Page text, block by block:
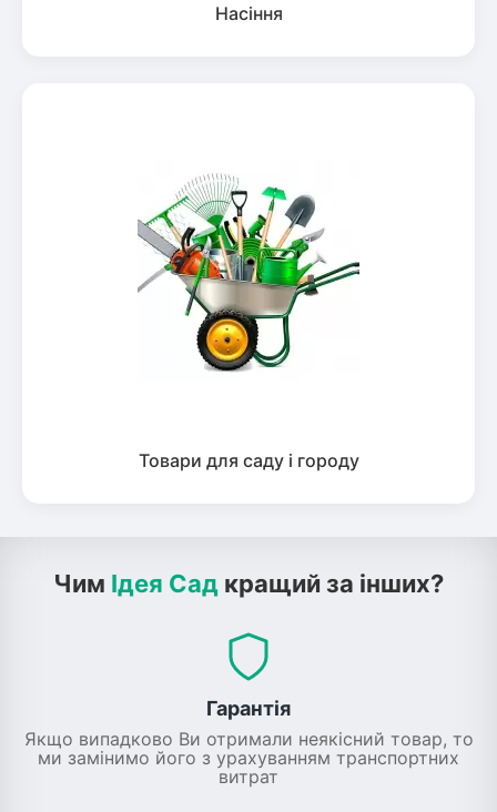
Насіння
Товари для саду і городу
Чим Ідея Сад кращий за інших?
Гарантія
Якщо випадково Ви отримали неякісний товар, то
ми замінимо його з урахуванням транспортних
витрат